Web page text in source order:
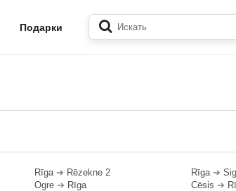
Подарки
Rīga➔ Rēzekne 2
Ogre ➔ Rīga
Rīga➔
Cēsis ➔